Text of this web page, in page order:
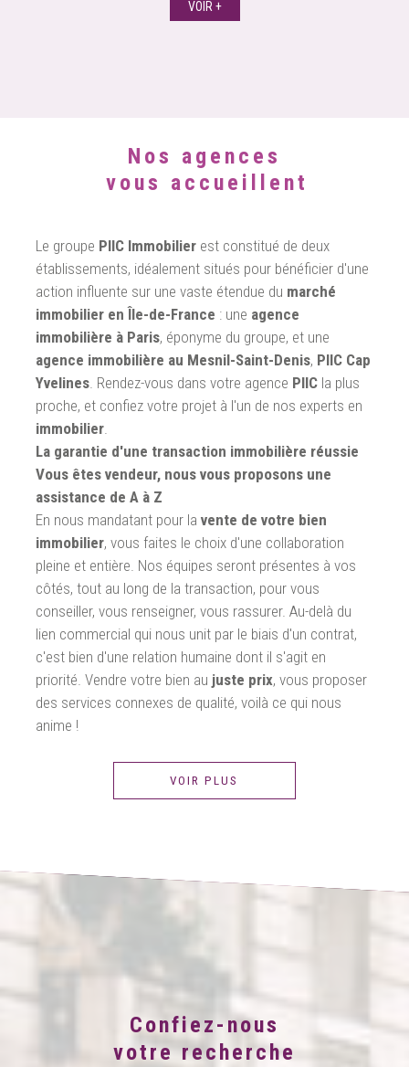
VOIR +
Nos agences
vous accueillent
Le groupe PIIC Immobilier est constitué de deux
établissements, idéalement situés pour bénéficier d'une
action influente sur une vaste étendue du marché
immobilier en Île-de-France : une agence
immobilière à Paris, éponyme du groupe, et une
agence immobilière au Mesnil-Saint-Denis, PIIC Cap
Yvelines. Rendez-vous dans votre agence PIIC la plus
proche, et confiez votre projet à l'un de nos experts en
immobilier.
La garantie d'une transaction immobilière réussie
Vous êtes vendeur, nous vous proposons une
assistance de A à Z
En nous mandatant pour la vente de votre bien
immobilier, vous faites le choix d'une collaboration
pleine et entière. Nos équipes seront présentes à vos
côtés, tout au long de la transaction, pour vous
conseiller, vous renseigner, vous rassurer. Au-delà du
lien commercial qui nous unit par le biais d'un contrat,
c'est bien d'une relation humaine dont il s'agit en
priorité. Vendre votre bien au juste prix, vous proposer
des services connexes de qualité, voilà ce qui nous
anime !
VOIR PLUS
Confiez-nous
votre recherche